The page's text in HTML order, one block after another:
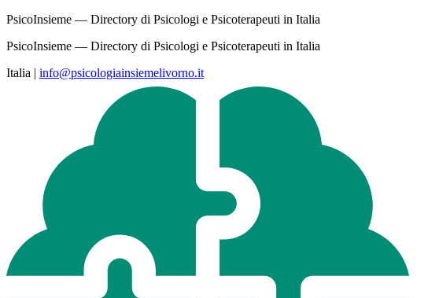
PsicoInsieme — Directory di Psicologi e Psicoterapeuti in Italia
PsicoInsieme — Directory di Psicologi e Psicoterapeuti in Italia
Italia | info@psicologiainsiemelivorno.it